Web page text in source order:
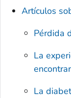
Artículos
Pérdida
La
La